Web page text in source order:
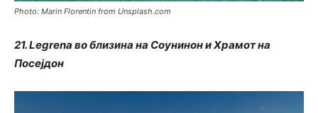
Photo: Marin Florentin from Unsplash.com
21. Legrena во близина на Соунинон и Храмот на
Посејдон